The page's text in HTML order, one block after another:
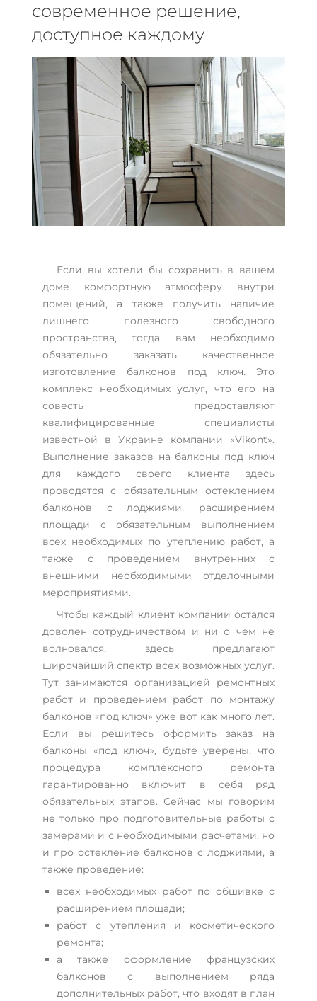
современное решение,
доступное каждому
Если вы хотели бы сохранить в вашем
доме комфортную атмосферу внутри
помещений, а также получить наличие
лишнего полезного свободного
пространства, тогда вам необходимо
обязательно заказать качественное
изготовление балконов под ключ. Это
комплекс необходимых услуг, что его на
совесть предоставляют
квалифицированные специалисты
известной в Украине компании «Vikont».
Выполнение заказов на балконы под ключ
для каждого своего клиента здесь
проводятся с обязательным остеклением
балконов с лоджиями, расширением
площади с обязательным выполнением
всех необходимых по утеплению работ, а
также с проведением внутренних с
внешними необходимыми отделочными
мероприятиями.
Чтобы каждый клиент компании остался
доволен сотрудничеством и ни о чем не
волновался, здесь предлагают
широчайший спектр всех возможных услуг.
Тут занимаются организацией ремонтных
работ и проведением работ по монтажу
балконов «под ключ» уже вот как много лет.
Если вы решитесь оформить заказ на
балконы «под ключ», будьте уверены, что
процедура комплексного ремонта
гарантированно включит в себя ряд
обязательных этапов. Сейчас мы говорим
не только про подготовительные работы с
замерами и с необходимыми расчетами, но
и про остекление балконов с лоджиями, а
также проведение:
всех необходимых работ по обшивке с
расширением площади;
работ с утепления и косметического
ремонта;
а также оформление французских
балконов с выполнением ряда
дополнительных работ, что входят в план